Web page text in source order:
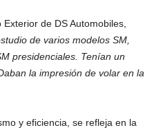
de DS Automobiles,
de varios modelos SM,
presidenciales. Tenían un
la impresión de volar en la
y eficiencia, se refleja en la